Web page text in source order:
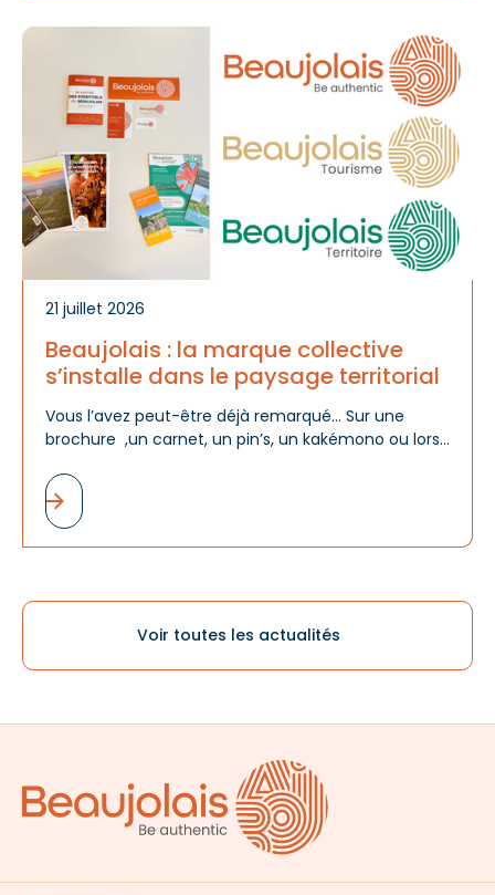
21 juillet 2026
Beaujolais : la marque collective
s’installe dans le paysage territorial
Vous l’avez peut-être déjà remarqué… Sur une
brochure ,un carnet, un pin’s, un kakémono ou lors
de plus en plus présent. Et ce n'est pas un hasard.
Voir toutes les actualités